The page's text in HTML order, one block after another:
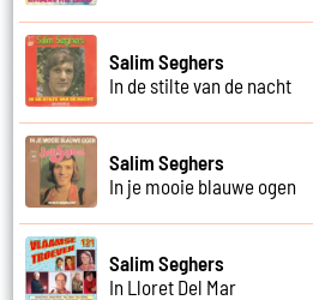
Salim Seghers
In de stilte van de nacht
Salim Seghers
In je mooie blauwe ogen
Salim Seghers
In Lloret Del Mar